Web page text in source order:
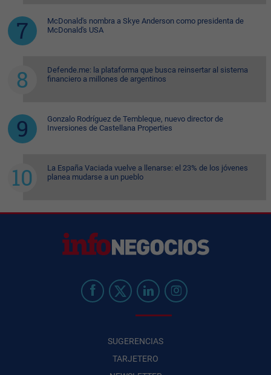
McDonald's nombra a Skye Anderson como presidenta de
McDonald's USA
Defende.me: la plataforma que busca reinsertar al sistema
financiero a millones de argentinos
Gonzalo Rodríguez de Tembleque, nuevo director de
Inversiones de Castellana Properties
La España Vaciada vuelve a llenarse: el 23% de los jóvenes
planea mudarse a un pueblo
SUGERENCIAS
TARJETERO